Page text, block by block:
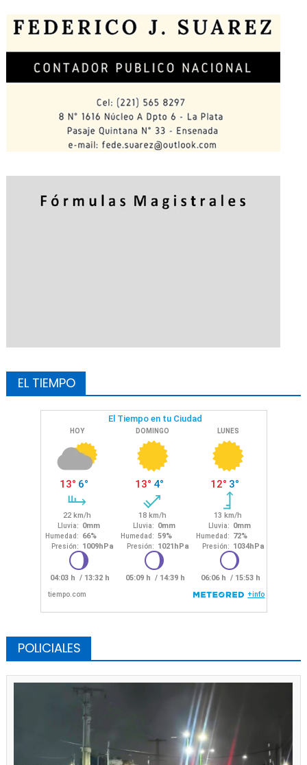
EL TIEMPO
POLICIALES